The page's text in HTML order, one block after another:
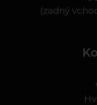
(zadný